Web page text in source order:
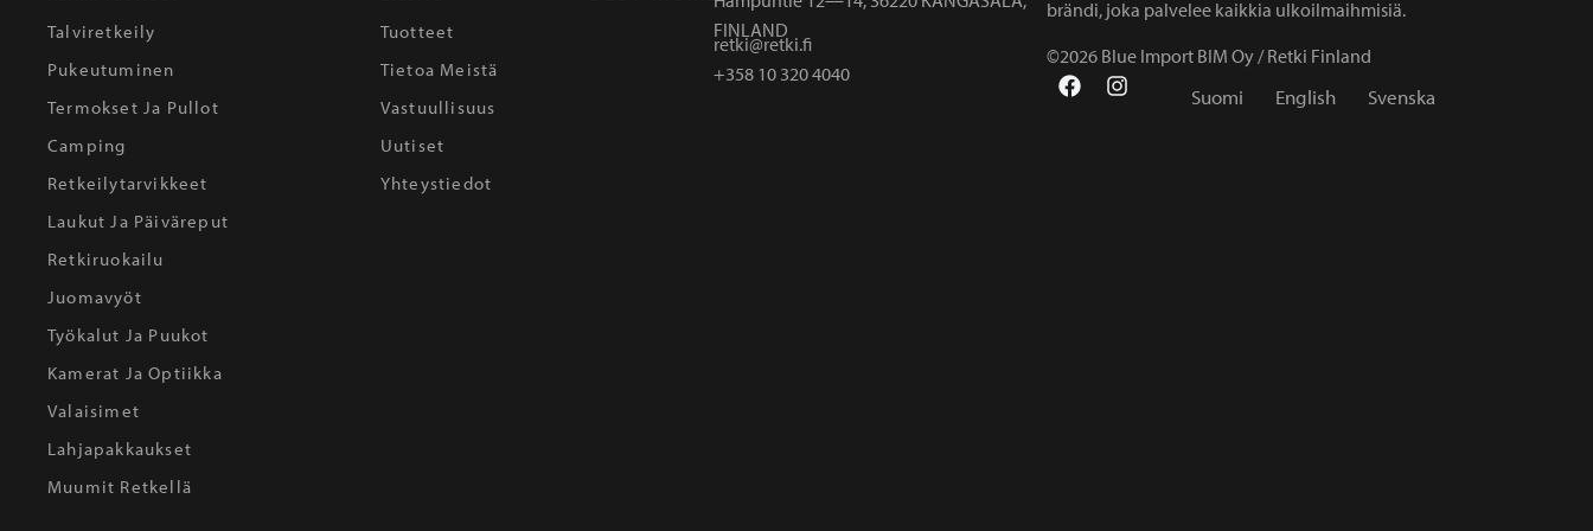
Talviretkeily
Pukeutuminen
Termokset Ja Pullot
Camping
Retkeilytarvikkeet
Laukut Ja Päiväreput
Retkiruokailu
Juomavyöt
Työkalut Ja Puukot
Kamerat Ja Optiikka
Valaisimet
Lahjapakkaukset
Muumit Retkellä
Tuotteet
Tietoa Meistä
Vastuullisuus
Uutiset
Yhteystiedot
FINLAND
retki@retki.fi
+358 10 320 4040
brändi, joka palvelee kaikkia ulkoilmaihmisiä.
©2026 Blue Import BIM Oy / Retki Finland
Suomi English Svenska